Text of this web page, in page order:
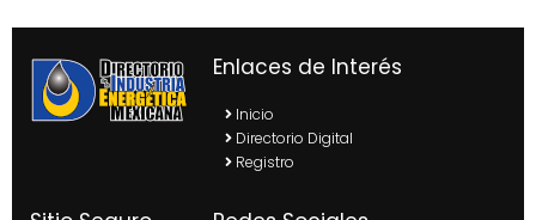
Enlaces de Interés
Inicio
Directorio Digital
Registro